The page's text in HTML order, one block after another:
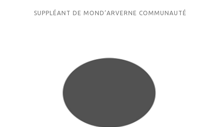
SUPPLÉANT DE MOND’ARVERNE COMMUNAUTÉ